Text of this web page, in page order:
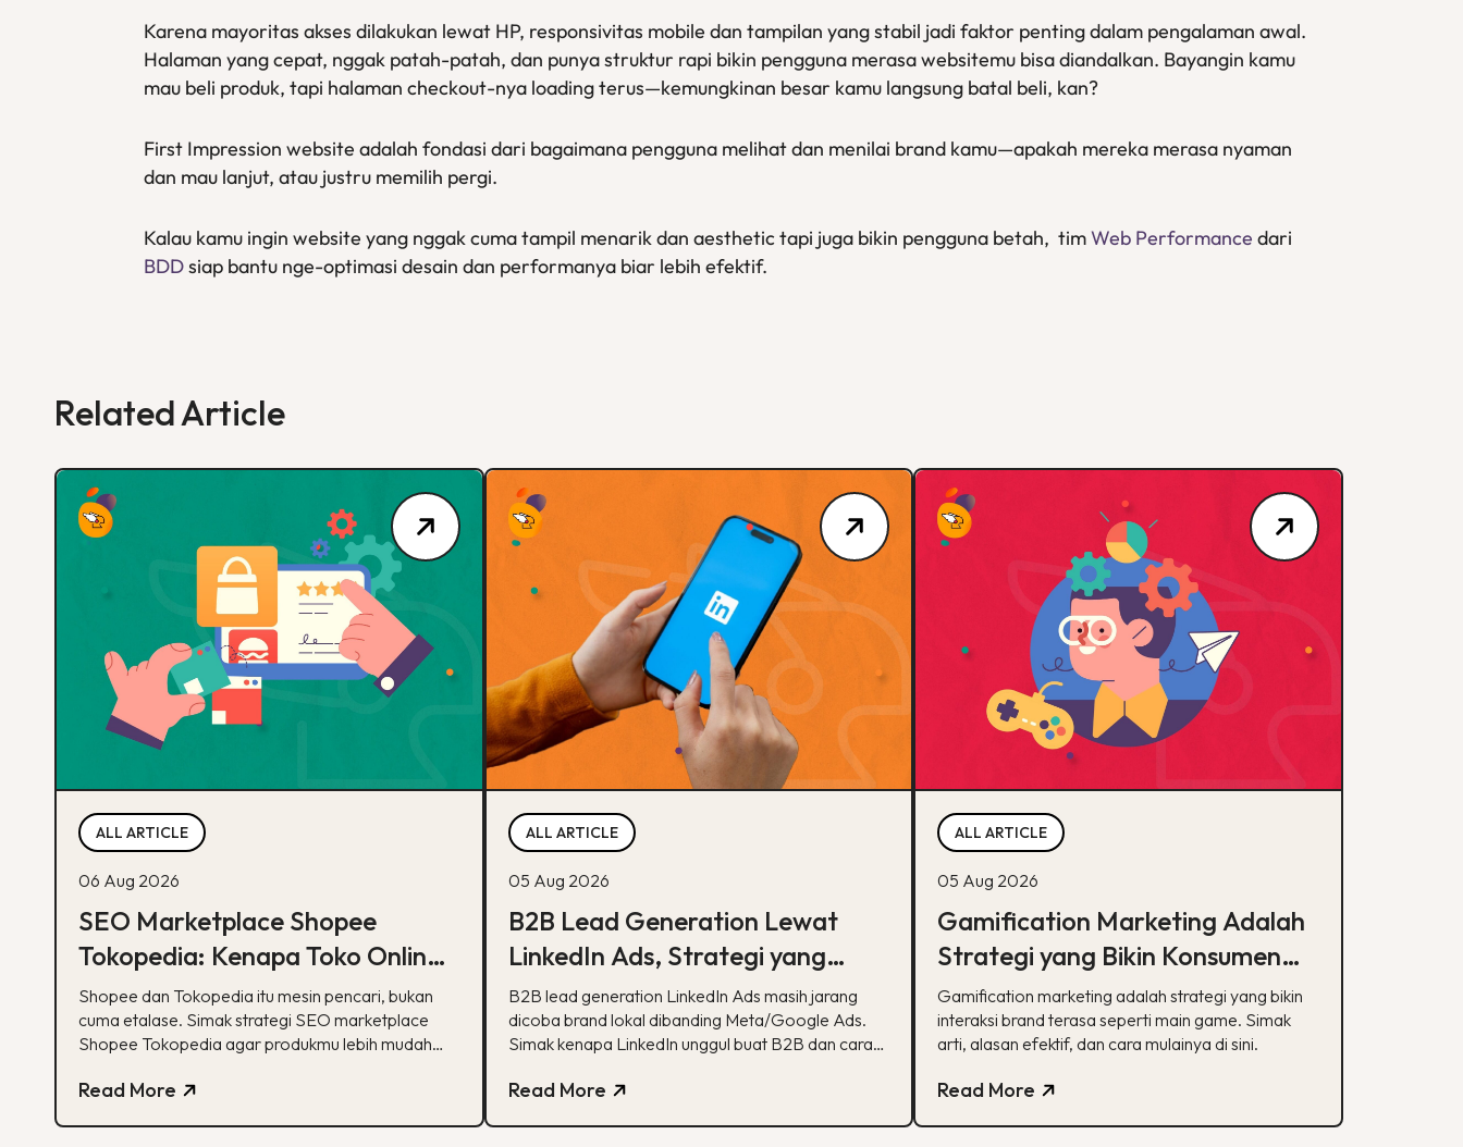
Karena mayoritas akses dilakukan lewat HP, responsivitas mobile dan tampilan yang stabil jadi faktor penting dalam pengalaman awal.
Halaman yang cepat, nggak patah-patah, dan punya struktur rapi bikin pengguna merasa websitemu bisa diandalkan. Bayangin kamu
mau beli produk, tapi halaman checkout-nya loading terus—kemungkinan besar kamu langsung batal beli, kan?
First Impression website adalah fondasi dari bagaimana pengguna melihat dan menilai brand kamu—apakah mereka merasa nyaman
dan mau lanjut, atau justru memilih pergi.
Kalau kamu ingin website yang nggak cuma tampil menarik dan aesthetic tapi juga bikin pengguna betah, timWeb Performance dari
BDDsiap bantu nge-optimasi desain dan performanya biar lebih efektif.
Related Article
ALL ARTICLE
06 Aug 2026
SEO Marketplace Shopee
Tokopedia: Kenapa Toko Online-
mu Perlu Lebih dari Sekadar
Etalase
Shopee dan Tokopedia itu mesin pencari, bukan
cuma etalase. Simak strategi SEO marketplace
Shopee Tokopedia agar produkmu lebih mudah
Read More
ALL ARTICLE
05 Aug 2026
B2B Lead Generation Lewat
LinkedIn Ads, Strategi yang
Masih Jarang Dicoba Brand
Lokal
B2B lead generation LinkedIn Ads masih jarang
dicoba brand lokal dibanding Meta/Google Ads.
Simak kenapa LinkedIn unggul buat B2B dan cara
Read More
ALL ARTICLE
05 Aug 2026
Gamification Marketing Adalah
Strategi yang Bikin Konsumen
Betah, Ini Cara Kerjanya
Gamification marketing adalah strategi yang bikin
interaksi brand terasa seperti main game. Simak
arti, alasan efektif, dan cara mulainya di sini.
Read More